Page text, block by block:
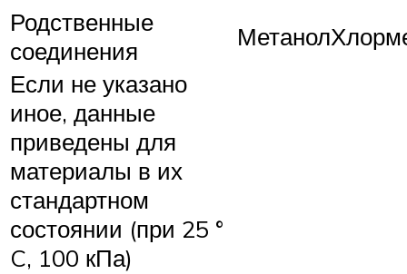
Родственные
соединения
Если не указано
иное, данные
приведены для
материалы в их
стандартном
состоянии (при 25 °
C, 100 кПа)